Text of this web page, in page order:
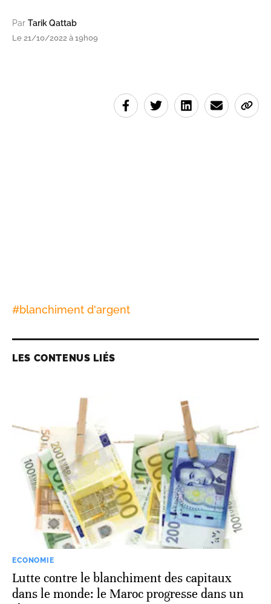
Par Tarik Qattab
Le 21/10/2022 à 19h09
#blanchiment d'argent
LES CONTENUS LIÉS
ECONOMIE
Lutte contre le blanchiment des capitaux
dans le monde: le Maroc progresse dans un